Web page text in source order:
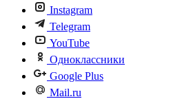
Instagram
Telegram
YouTube
Одноклассники
Google Plus
Mail.ru